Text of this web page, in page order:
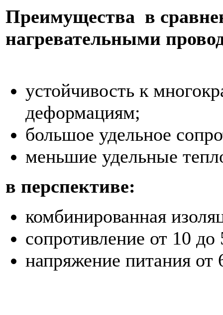
Преимущества в
нагревательными
устойчивость к
деформациям;
большое удельное
меньшие удельные
в перспективе:
комбинированная
сопротивление от 10
напряжение питания от